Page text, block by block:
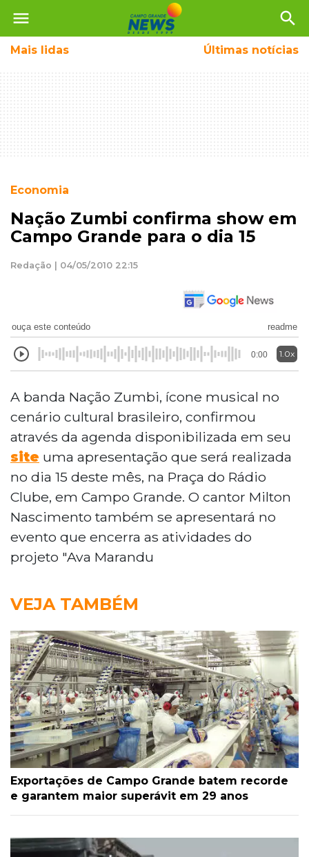
menu search
Mais lidas Últimas notícias
Economia
Nação Zumbi confirma show em
Campo Grande para o dia 15
Redação | 04/05/2010 22:15
ouça este conteúdo readme
0:00 1.0x
A banda Nação Zumbi, ícone musical no
cenário cultural brasileiro, confirmou
através da agenda disponibilizada em seu
site uma apresentação que será realizada
no dia 15 deste mês, na Praça do Rádio
Clube, em Campo Grande. O cantor Milton
Nascimento também se apresentará no
evento que encerra as atividades do
projeto "Ava Marandu
VEJA TAMBÉM
Exportações de Campo Grande batem recorde
e garantem maior superávit em 29 anos